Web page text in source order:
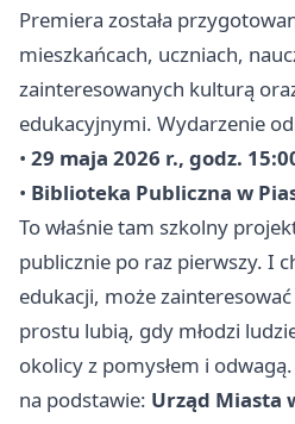
Premiera została
mieszkańcach, uczniach,
zainteresowanych kulturą
edukacyjnymi. Wydarzenie
• 29 maja 2026 r., godz.
• Biblioteka Publiczna w
To właśnie tam szkolny
publicznie po raz pierwszy. I
edukacji, może
prostu lubią, gdy młodzi
okolicy z pomysłem i odwagą.
na podstawie: Urząd Miasta